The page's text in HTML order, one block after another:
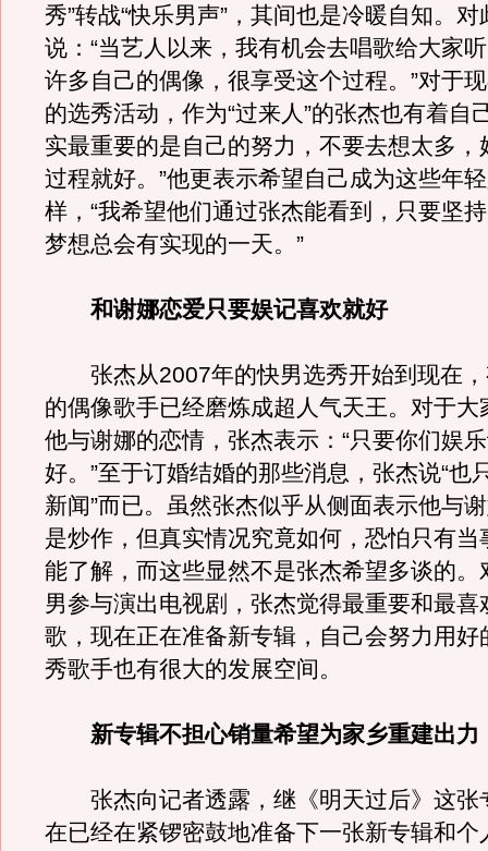
秀”转战“快乐男声”，其间也是冷暖自知。
说：“当艺人以来，我有机会去唱歌给大家
许多自己的偶像，很享受这个过程。”对于
的选秀活动，作为“过来人”的张杰也有着自
实最重要的是自己的努力，不要去想太多，
过程就好。”他更表示希望自己成为这些年
样，“我希望他们通过张杰能看到，只要坚
梦想总会有实现的一天。”
和谢娜恋爱只要娱记喜欢就好
张杰从2007年的快男选秀开始到现在，
的偶像歌手已经磨炼成超人气天王。对于大
他与谢娜的恋情，张杰表示：“只要你们娱
好。”至于订婚结婚的那些消息，张杰说“也
新闻”而已。虽然张杰似乎从侧面表示他与
是炒作，但真实情况究竟如何，恐怕只有当
能了解，而这些显然不是张杰希望多谈的。
男参与演出电视剧，张杰觉得最重要和最喜
歌，现在正在准备新专辑，自己会努力用好
秀歌手也有很大的发展空间。
新专辑不担心销量希望为家乡重建出力
张杰向记者透露，继《明天过后》这张
在已经在紧锣密鼓地准备下一张新专辑和个